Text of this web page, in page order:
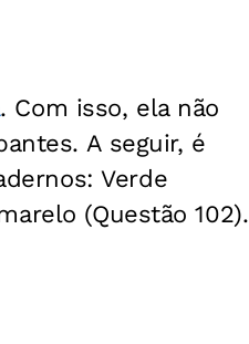
. Com isso, ela não
A seguir, é
Verde
(Questão 102).